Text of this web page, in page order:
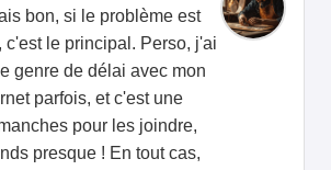
bon, si le problème est
c'est le principal. Perso, j'ai
genre de délai avec mon
parfois, et c'est une
pour les joindre,
presque ! En tout cas,